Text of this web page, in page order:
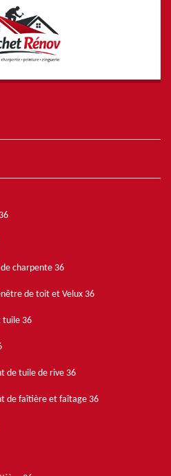
charpente 36
de toit et Velux 36
tuile 36
de tuile de rive 36
de faîtière et faîtage 36